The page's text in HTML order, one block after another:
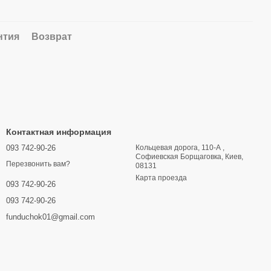
Возврат
Контактная информация
093 742-90-26
Перезвонить вам?
093 742-90-26
093 742-90-26
funduchok01@gmail.com
Кольцевая дорога, 110-А ,
Софиевская Борщаговка, Киев,
08131
Карта проезда